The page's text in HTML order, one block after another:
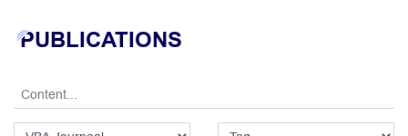
PUBLICATIONS